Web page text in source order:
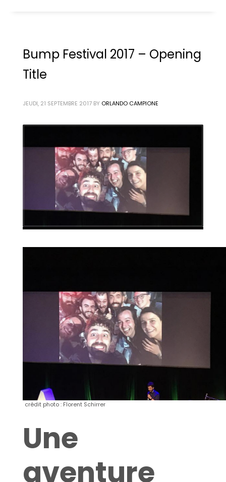
Bump Festival 2017 – Opening
Title
JEUDI, 21 SEPTEMBRE 2017 BY ORLANDO CAMPIONE
crédit photo : Florent Schirrer
Une
aventure